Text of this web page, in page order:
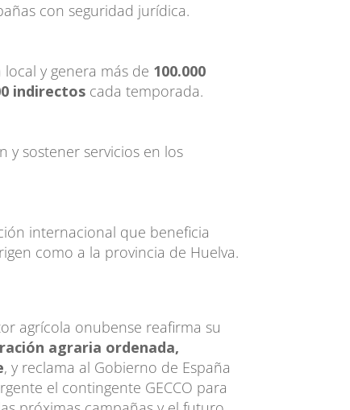
con seguridad jurídica.
y genera más de 100.000
indirectos cada temporada.
y sostener servicios en los
internacional que beneficia
como a la provincia de Huelva.
agrícola onubense reafirma su
agraria ordenada,
, y reclama al Gobierno de España
el contingente GECCO para